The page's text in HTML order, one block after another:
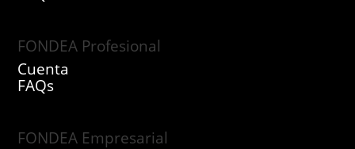
FONDEA Profesional
Cuenta
FAQs
FONDEA Empresarial